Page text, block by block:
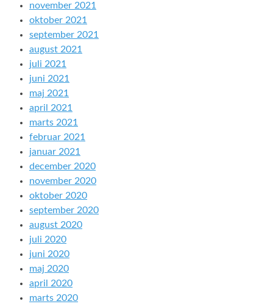
november 2021
oktober 2021
september 2021
august 2021
juli 2021
juni 2021
maj 2021
april 2021
marts 2021
februar 2021
januar 2021
december 2020
november 2020
oktober 2020
september 2020
august 2020
juli 2020
juni 2020
maj 2020
april 2020
marts 2020